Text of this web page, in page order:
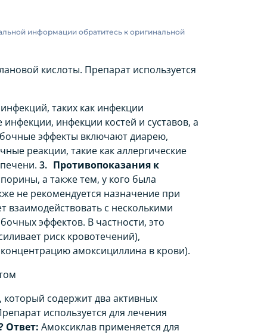
информации обратитесь к оригинальной
кислоты. Препарат используется
таких как инфекции
инфекции костей и суставов, а
эффекты включают диарею,
реакции, такие как аллергические
Противопоказания к
а также тем, у кого была
не рекомендуется назначение при
взаимодействовать с несколькими
эффектов. В частности, это
риск кровотечений),
амоксициллина в крови).
содержит два активных
используется для лечения
Ответ: Амоксиклав применяется для